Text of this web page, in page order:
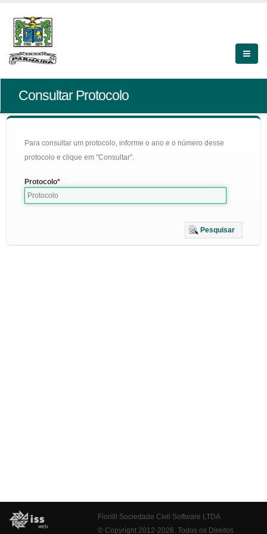
Consultar Protocolo
Para consultar um protocolo, informe o ano e o número desse
protocolo e clique em "Consultar".
Protocolo
Pesquisar
Fiorilli Sociedade Civil Software LTDA
© Copyright 2012-2026. Todos os Direitos